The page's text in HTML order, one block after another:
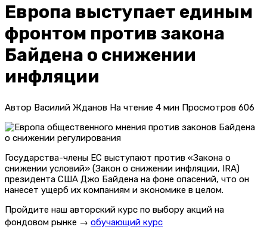
Европа выступает единым
фронтом против закона
Байдена о снижении
инфляции
Автор Василий Жданов На чтение 4 мин Просмотров 606
Государства-члены ЕС выступают против «Закона о
снижении условий» (Закон о снижении инфляции, IRA)
президента США Джо Байдена на фоне опасений, что он
нанесет ущерб их компаниям и экономике в целом.
Пройдите наш авторский курс по выбору акций на
фондовом рынке → обучающий курс